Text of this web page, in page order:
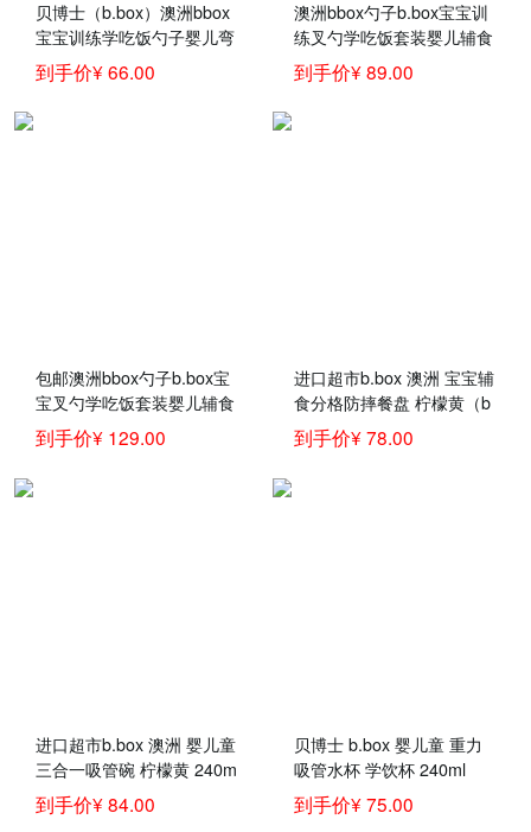
贝博士（b.box）澳洲bbox
宝宝训练学吃饭勺子婴儿弯
头辅食碗叉勺套装b.box儿
童餐具 红橙叉勺（带叉勺
到手价¥ 66.00
澳洲bbox勺子b.box宝宝训
练叉勺学吃饭套装婴儿辅食
碗勺儿童餐具
到手价¥ 89.00
包邮澳洲bbox勺子b.box宝
宝叉勺学吃饭套装婴儿辅食
碗勺儿童餐具
到手价¥ 129.00
进口超市b.box 澳洲 宝宝辅
食分格防摔餐盘 柠檬黄（b
box婴儿学食碗 儿童辅食分
隔餐具）
到手价¥ 78.00
进口超市b.box 澳洲 婴儿童
三合一吸管碗 柠檬黄 240m
l （bbox辅食吸食宝宝零食
碗）
到手价¥ 84.00
贝博士 b.box 婴儿童 重力
吸管水杯 学饮杯 240ml
到手价¥ 75.00